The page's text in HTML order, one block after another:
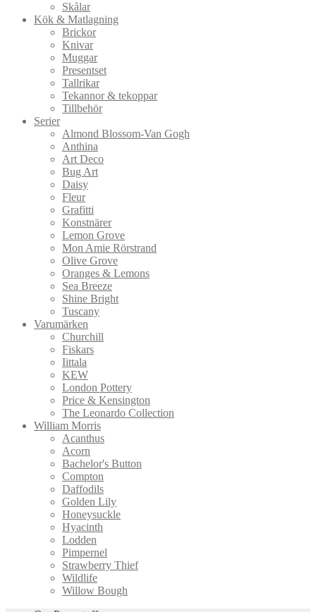
Skålar
Kök & Matlagning
Brickor
Knivar
Muggar
Presentset
Tallrikar
Tekannor & tekoppar
Tillbehör
Serier
Almond Blossom-Van Gogh
Anthina
Art Deco
Bug Art
Daisy
Fleur
Grafitti
Konstnärer
Lemon Grove
Mon Amie Rörstrand
Olive Grove
Oranges & Lemons
Sea Breeze
Shine Bright
Tuscany
Varumärken
Churchill
Fiskars
Iittala
KEW
London Pottery
Price & Kensington
The Leonardo Collection
William Morris
Acanthus
Acorn
Bachelor's Button
Compton
Daffodils
Golden Lily
Honeysuckle
Hyacinth
Lodden
Pimpernel
Strawberry Thief
Wildlife
Willow Bough